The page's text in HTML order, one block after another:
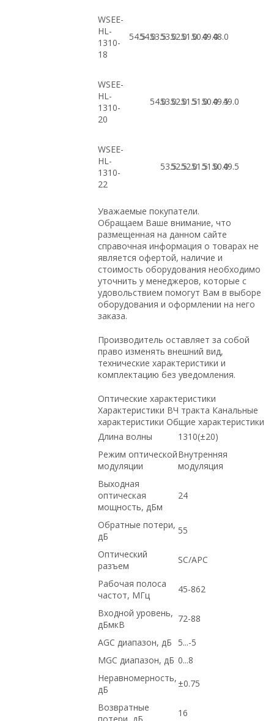
WSEE-
HL-
1310-
18
54.554.053.553.052.051.050.049.048.0
WSEE-
HL-
1310-
20
54.053.052.051.551.050.049.549.0
WSEE-
HL-
1310-
22
53.552.552.051.551.050.049.5
Уважаемые покупатели.
Обращаем Ваше внимание, что
размещенная на данном сайте
справочная информация о товарах не
является офертой, наличие и
стоимость оборудования необходимо
уточнить у менеджеров, которые с
удовольствием помогут Вам в выборе
оборудования и оформлении на него
заказа.
Производитель оставляет за собой
право изменять внешний вид,
технические характеристики и
комплектацию без уведомления.
Оптические характеристики
Характеристики ВЧ тракта Канальные
характеристики Общие характеристики
Длина волны
1310(±20)
Режим оптической
модуляции
Внутренняя
модуляция
Выходная
оптическая
мощность, дБм
24
Обратные потери,
дБ
55
Оптический
разъем
SC/APC
Рабочая полоса
частот, МГц
45-862
Входной уровень,
дБмкВ
72-88
AGC диапазон, дБ
5...-5
MGC диапазон, дБ 0...8
Неравномерность,
дБ
±0.75
Возвратные
16